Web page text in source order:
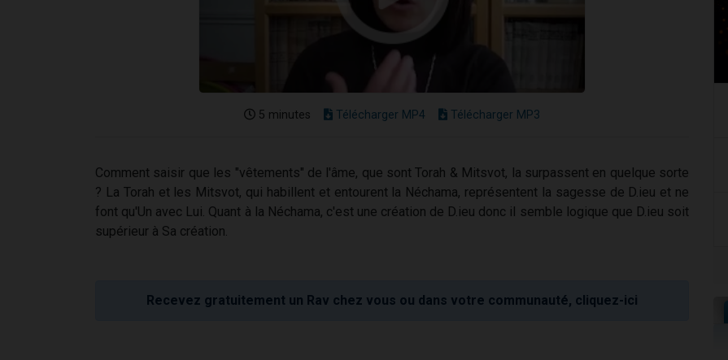
5 minutes Télécharger MP4 Télécharger MP3
Comment saisir que les "vêtements" de l'âme, que sont Torah & Mitsvot, la surpassent en quelque sorte
? La Torah et les Mitsvot, qui habillent et entourent la Néchama, représentent la sagesse de D.ieu et ne
font qu'Un avec Lui. Quant à la Néchama, c'est une création de D.ieu donc il semble logique que D.ieu soit
supérieur à Sa création.
Recevez gratuitement un Rav chez vous ou dans votre communauté, cliquez-ici